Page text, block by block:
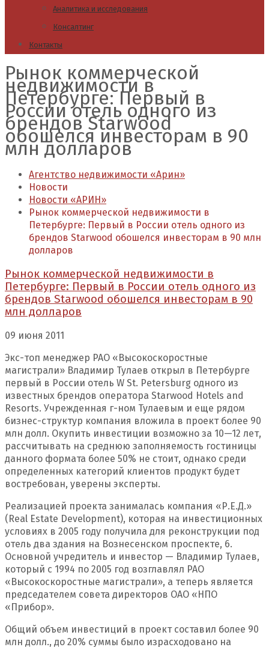
Аналитика и исследования
Консалтинг
Контакты
Рынок коммерческой
недвижимости в
Петербурге: Первый в
России отель одного из
брендов Starwood
обошелся инвесторам в 90
млн долларов
Агентство недвижимости «Арин»
Новости
Новости «АРИН»
Рынок коммерческой недвижимости в
Петербурге: Первый в России отель одного из
брендов Starwood обошелся инвесторам в 90 млн
долларов
Рынок коммерческой недвижимости в
Петербурге: Первый в России отель одного из
брендов Starwood обошелся инвесторам в 90
млн долларов
09 июня 2011
Экс-топ менеджер РАО «Высокоскоростные
магистрали» Владимир Тулаев открыл в Петербурге
первый в России отель W St. Petersburg одного из
известных брендов оператора Starwood Hotels and
Resorts. Учрежденная г-ном Тулаевым и еще рядом
бизнес-структур компания вложила в проект более 90
млн долл. Окупить инвестиции возможно за 10—12 лет,
рассчитывать на среднюю заполняемость гостиницы
данного формата более 50% не стоит, однако среди
определенных категорий клиентов продукт будет
востребован, уверены эксперты.
Реализацией проекта занималась компания «Р.Е.Д.»
(Real Estate Development), которая на инвестиционных
условиях в 2005 году получила для реконструкции под
отель два здания на Вознесенском проспекте, 6.
Основной учредитель и инвестор — Владимир Тулаев,
который с 1994 по 2005 год возглавлял РАО
«Высокоскоростные магистрали», а теперь является
председателем совета директоров ОАО «НПО
«Прибор».
Общий объем инвестиций в проект составил более 90
млн долл., до 20% суммы было израсходовано на